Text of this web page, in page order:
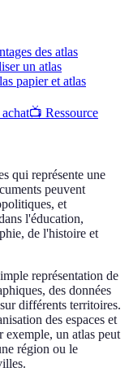
des atlas
un atlas
papier et atlas
📺 Ressource
qui représente une
peuvent
et
l'éducation,
de l'histoire et
représentation de
des données
différents territoires.
des espaces et
exemple, un atlas peut
région ou le